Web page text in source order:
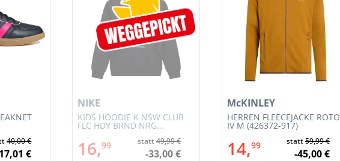
40,00 €
€
KIDS HOODIE K NSW CLUB
FLC HDY BRND NRG
NIKE
16,99 statt49,99 €
-33,00 €
HERREN FLEECEJACKE ROTO
IV M (426372-917)
McKINLEY
14,99 statt59,99 €
-45,00 €